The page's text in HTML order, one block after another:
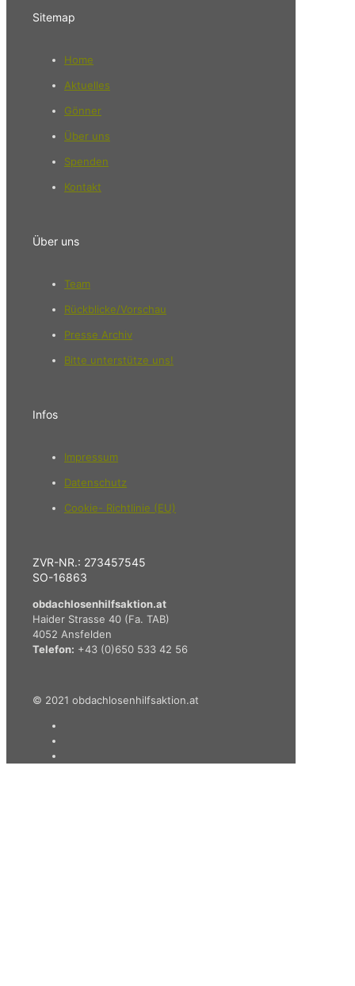
Sitemap
Home
Aktuelles
Gönner
Über uns
Spenden
Kontakt
Über uns
Team
Rückblicke/Vorschau
Presse Archiv
Bitte unterstütze uns!
Infos
Impressum
Datenschutz
Cookie- Richtlinie (EU)
ZVR-NR.: 273457545
SO-16863
obdachlosenhilfsaktion.at
Haider Strasse 40 (Fa. TAB)
4052 Ansfelden
Telefon: +43 (0)650 533 42 56
© 2021 obdachlosenhilfsaktion.at